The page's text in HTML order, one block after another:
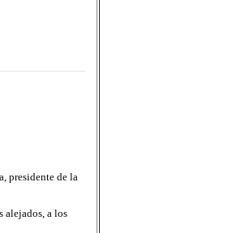
presidente de la
alejados, a los